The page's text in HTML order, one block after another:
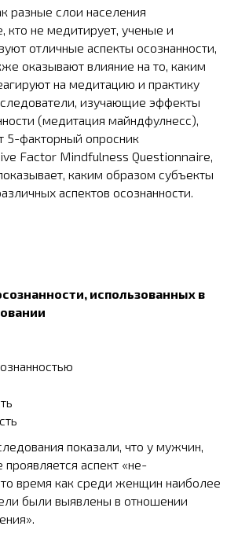
разные слои населения
кто не медитирует, ученые и
отличные аспекты осознанности,
оказывают влияние на то, каким
на медитацию и практику
изучающие эффекты
(медитация майндфулнесс),
5-факторный опросник
Factor Mindfulness Questionnaire,
каким образом субъекты
аспектов осознанности.
использованных в
показали, что у мужчин,
проявляется аспект «не-
то время как среди женщин наиболее
были выявлены в отношении